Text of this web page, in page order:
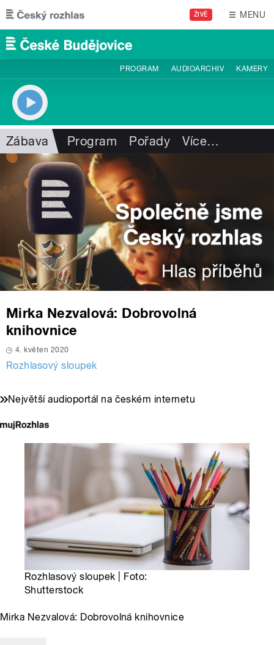
Přejít k hlavnímu obsahu
ŽIVĚ MENU
PROGRAM AUDIOARCHIV KAMERY
Zábava Program Pořady Více…
Mirka Nezvalová: Dobrovolná
knihovnice
4. květen 2020
Rozhlasový sloupek
Největší audioportál na českém internetu
Rozhlasový sloupek | Foto:
Shutterstock
Mirka Nezvalová: Dobrovolná knihovnice